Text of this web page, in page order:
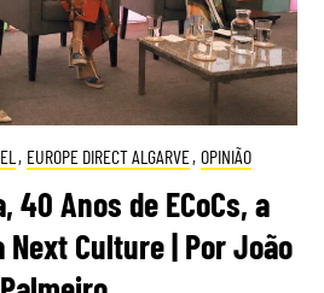
, EUROPE DIRECT ALGARVE, OPINIÃO
40 Anos de ECoCs, a
Next Culture | Por João